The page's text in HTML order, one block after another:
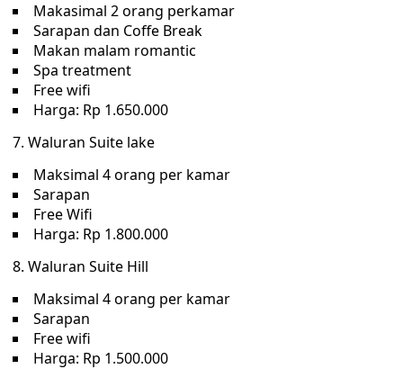
Makasimal 2 orang perkamar
Sarapan dan Coffe Break
Makan malam romantic
Spa treatment
Free wifi
Harga: Rp 1.650.000
7. Waluran Suite lake
Maksimal 4 orang per kamar
Sarapan
Free Wifi
Harga: Rp 1.800.000
8. Waluran Suite Hill
Maksimal 4 orang per kamar
Sarapan
Free wifi
Harga: Rp 1.500.000